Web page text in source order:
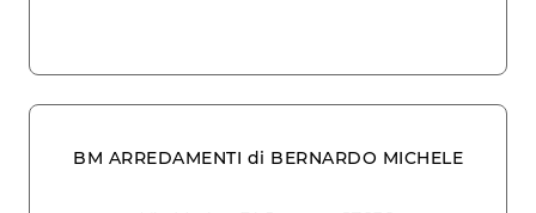
BM ARREDAMENTI di BERNARDO MICHELE